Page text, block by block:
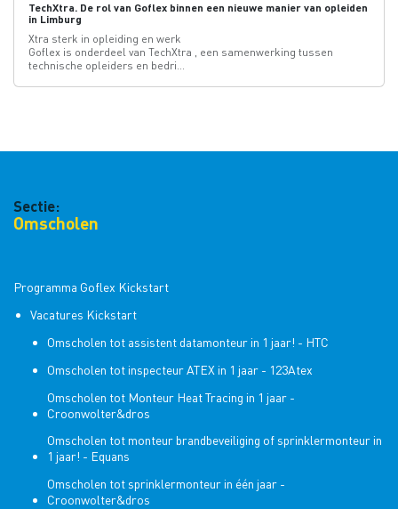
TechXtra. De rol van Goflex binnen een nieuwe manier van opleiden
in Limburg
Xtra sterk in opleiding en werk
Goflex is onderdeel van TechXtra , een samenwerking tussen
technische opleiders en bedri...
Sectie:
Omscholen
Programma Goflex Kickstart
Vacatures Kickstart
Omscholen tot assistent datamonteur in 1 jaar! - HTC
Omscholen tot inspecteur ATEX in 1 jaar - 123Atex
Omscholen tot Monteur Heat Tracing in 1 jaar -
Croonwolter&dros
Omscholen tot monteur brandbeveiliging of sprinklermonteur in
1 jaar! - Equans
Omscholen tot sprinklermonteur in één jaar -
Croonwolter&dros